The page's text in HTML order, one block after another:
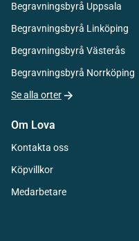
Begravningsbyrå Uppsala
Begravningsbyrå Linköping
Begravningsbyrå Västerås
Begravningsbyrå Norrköping
Se alla orter
Om Lova
Kontakta oss
Köpvillkor
Medarbetare